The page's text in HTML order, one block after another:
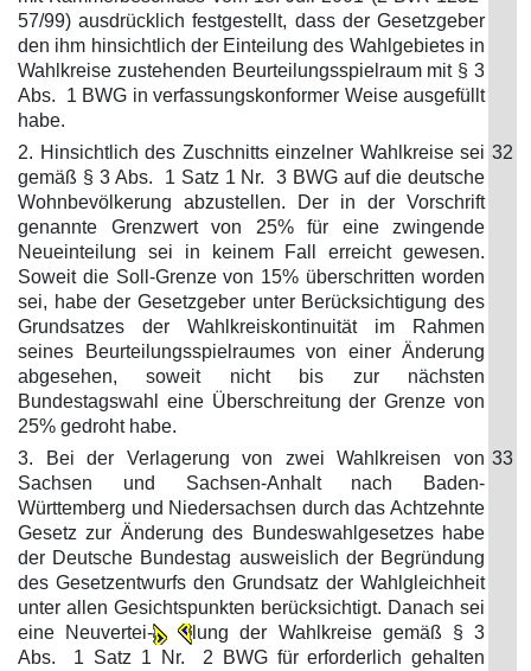
57/99) ausdrücklich festgestellt, dass der Gesetzgeber
den ihm hinsichtlich der Einteilung des Wahlgebietes in
Wahlkreise zustehenden Beurteilungsspielraum mit § 3
Abs. 1 BWG in verfassungskonformer Weise ausgefüllt
habe.
2. Hinsichtlich des Zuschnitts einzelner Wahlkreise sei
gemäß § 3 Abs. 1 Satz 1 Nr. 3 BWG auf die deutsche
Wohnbevölkerung abzustellen. Der in der Vorschrift
genannte Grenzwert von 25% für eine zwingende
Neueinteilung sei in keinem Fall erreicht gewesen.
Soweit die Soll-Grenze von 15% überschritten worden
sei, habe der Gesetzgeber unter Berücksichtigung des
Grundsatzes der Wahlkreiskontinuität im Rahmen
seines Beurteilungsspielraumes von einer Änderung
abgesehen, soweit nicht bis zur nächsten
Bundestagswahl eine Überschreitung der Grenze von
25% gedroht habe.
32
3. Bei der Verlagerung von zwei Wahlkreisen von
Sachsen und Sachsen-Anhalt nach Baden-
Württemberg und Niedersachsen durch das Achtzehnte
Gesetz zur Änderung des Bundeswahlgesetzes habe
der Deutsche Bundestag ausweislich der Begründung
des Gesetzentwurfs den Grundsatz der Wahlgleichheit
unter allen Gesichtspunkten berücksichtigt. Danach sei
eine Neuvertei-
lung der Wahlkreise gemäß § 3
Abs. 1 Satz 1 Nr. 2 BWG für erforderlich gehalten
33